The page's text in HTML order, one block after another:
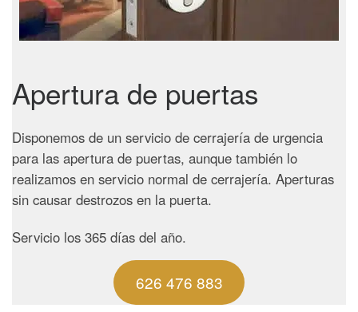
Apertura de puertas
Disponemos de un servicio de cerrajería de urgencia
para las apertura de puertas, aunque también lo
realizamos en servicio normal de cerrajería. Aperturas
sin causar destrozos en la puerta.
Servicio los 365 días del año.
626 476 883